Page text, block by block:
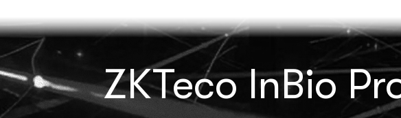
ZKTeco InBio